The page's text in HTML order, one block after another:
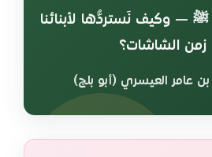
ﷺ — وكيف نَستردُّها لأبنائنا
الشاشات؟
بن عامر العيسري (أبو بلج)